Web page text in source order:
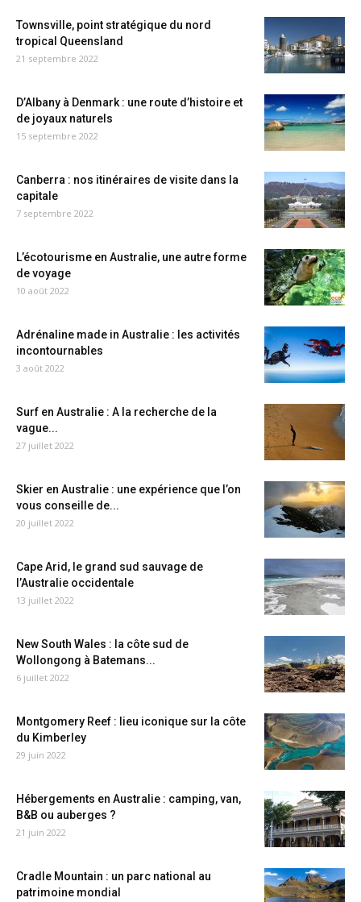
Townsville, point stratégique du nord
tropical Queensland
21 septembre 2022
D’Albany à Denmark : une route d’histoire et
de joyaux naturels
15 septembre 2022
Canberra : nos itinéraires de visite dans la
capitale
7 septembre 2022
L’écotourisme en Australie, une autre forme
de voyage
10 août 2022
Adrénaline made in Australie : les activités
incontournables
3 août 2022
Surf en Australie : A la recherche de la
vague...
27 juillet 2022
Skier en Australie : une expérience que l’on
vous conseille de...
20 juillet 2022
Cape Arid, le grand sud sauvage de
l’Australie occidentale
13 juillet 2022
New South Wales : la côte sud de
Wollongong à Batemans...
6 juillet 2022
Montgomery Reef : lieu iconique sur la côte
du Kimberley
29 juin 2022
Hébergements en Australie : camping, van,
B&B ou auberges ?
21 juin 2022
Cradle Mountain : un parc national au
patrimoine mondial